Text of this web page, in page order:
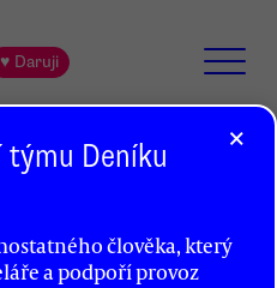
♥ Daruji
dospělo
×
Deníku
člověka, který
a podpoří provoz